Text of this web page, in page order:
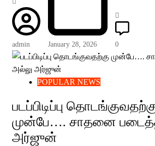
admin January 28, 2026 0
POPULAR NEWS
படப்பிடிப்பு
முன்பே…. சாதனை
அர்ஜுன்